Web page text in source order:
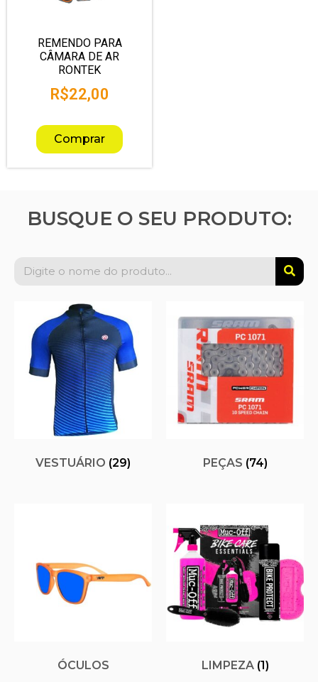
REMENDO PARA
CÂMARA DE AR
RONTEK
R$22,00
Comprar
BUSQUE O SEU PRODUTO:
VESTUÁRIO (29) PEÇAS (74)
ÓCULOS LIMPEZA (1)